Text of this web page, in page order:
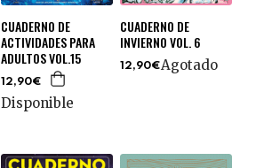
CUADERNO DE
ACTIVIDADES PARA
ADULTOS VOL.15
12,90€
Disponible
CUADERNO DE
INVIERNO VOL. 6
12,90€Agotado